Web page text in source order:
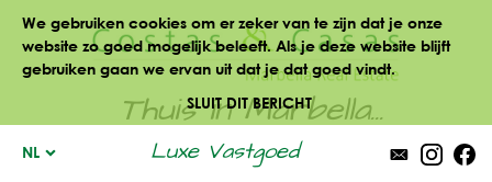
We gebruiken cookies om er zeker van te zijn dat je onze
website zo goed mogelijk beleeft. Als je deze website blijft
gebruiken gaan we ervan uit dat je dat goed vindt.
SLUIT DIT BERICHT
Thuis in Marbella...
Luxe Vastgoed
NL